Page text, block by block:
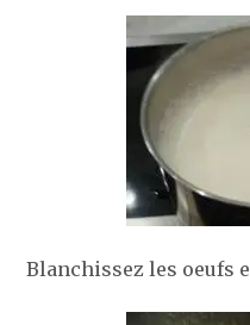
Blanchissez les oeufs